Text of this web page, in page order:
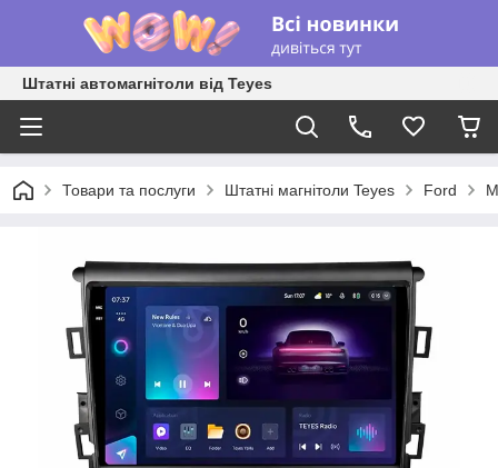
Штатні автомагнітоли від Teyes
Товари та послуги Штатні магнітоли Teyes Ford